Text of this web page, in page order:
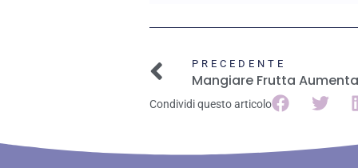
PRECEDENTE
Condividi questo articolo